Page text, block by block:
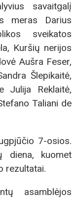
savaitgalį
meras Darius
sveikatos
Kuršių nerijos
Aušra Feser,
Šlepikaitė,
Julija Reklaitė,
Taliani de
7-osios.
diena, kuomet
rezultatai.
asamblėjos